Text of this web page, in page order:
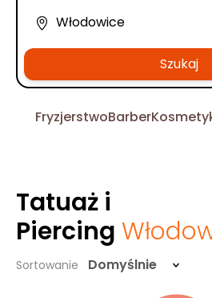
Szukaj
FryzjerstwoBarber
Tatuaż i
Piercing
Sortowanie Domyślnie